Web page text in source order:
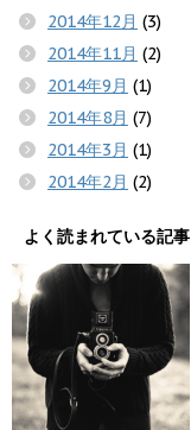
2014年12月 (3)
2014年11月 (2)
2014年9月 (1)
2014年8月 (7)
2014年3月 (1)
2014年2月 (2)
よく読まれている記事